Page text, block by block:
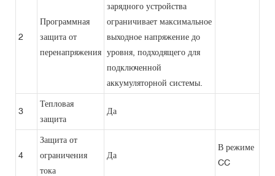
2
Программная
защита от
перенапряжения
зарядного устройства
ограничивает максимальное
выходное напряжение до
уровня, подходящего для
подключенной
аккумуляторной системы.
3
Тепловая
защита
Да
4
Защита от
ограничения
тока
Да
В режиме
CC